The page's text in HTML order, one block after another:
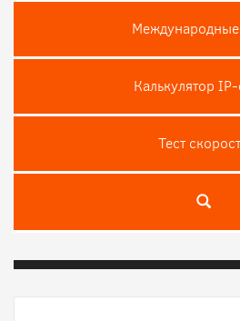
Калькулятор IP-
Тест